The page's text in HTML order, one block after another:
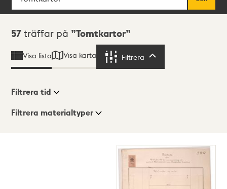
Sökresultat
57 träffar på Tomtkartor
Visa lista Visa karta Filtrera
Visningsläge
Filtrera tid
Filtrera materialtyper